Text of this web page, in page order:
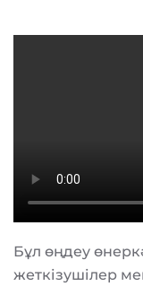
Бұл өңдеу
жеткізушілер